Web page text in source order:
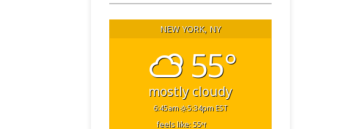
NEW YORK, NY
55°
mostly cloudy
6:45am 5:34pm EST
feels like: 55°f